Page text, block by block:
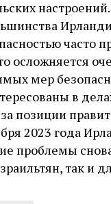
часто
осложняется
мер
в
позиции
2023 года
проблемы
так и